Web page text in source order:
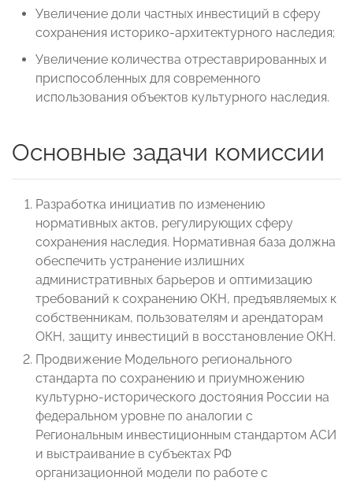
Увеличение доли частных инвестиций в сферу
сохранения историко-архитектурного наследия;
Увеличение количества отреставрированных и
приспособленных для современного
использования объектов культурного наследия.
Основные задачи комиссии
Разработка инициатив по изменению
нормативных актов, регулирующих сферу
сохранения наследия. Нормативная база должна
обеспечить устранение излишних
административных барьеров и оптимизацию
требований к сохранению ОКН, предъявляемых к
собственникам, пользователям и арендаторам
ОКН, защиту инвестиций в восстановление ОКН.
Продвижение Модельного регионального
стандарта по сохранению и приумножению
культурно-исторического достояния России на
федеральном уровне по аналогии с
Региональным инвестиционным стандартом АСИ
и выстраивание в субъектах РФ
организационной модели по работе с